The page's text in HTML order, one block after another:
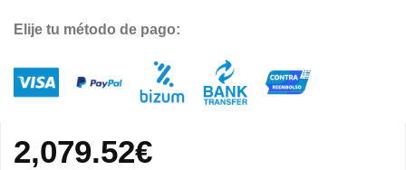
Elije tu método de pago:
2,079.52€